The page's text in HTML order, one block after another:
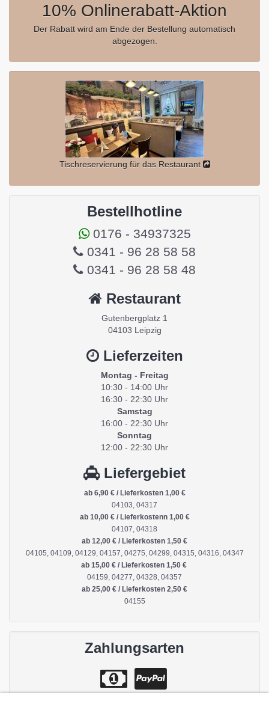
10% Onlinerabatt-Aktion
Der Rabatt wird am Ende der Bestellung automatisch
abgezogen.
Tischreservierung für das Restaurant
Bestellhotline
0176 - 34937325
0341 - 96 28 58 58
0341 - 96 28 58 48
Restaurant
Gutenbergplatz 1
04103 Leipzig
Lieferzeiten
Montag - Freitag
10:30 - 14:00 Uhr
16:30 - 22:30 Uhr
Samstag
16:00 - 22:30 Uhr
Sonntag
12:00 - 22:30 Uhr
Liefergebiet
ab 6,90 € / Lieferkosten 1,00 €
04103, 04317
ab 10,00 € / Lieferkostenn 1,00 €
04107, 04318
ab 12,00 € / Lieferkosten 1,50 €
04105, 04109, 04129, 04157, 04275, 04299, 04315, 04316, 04347
ab 15,00 € / Lieferkosten 1,50 €
04159, 04277, 04328, 04357
ab 25,00 € / Lieferkosten 2,50 €
04155
Zahlungsarten